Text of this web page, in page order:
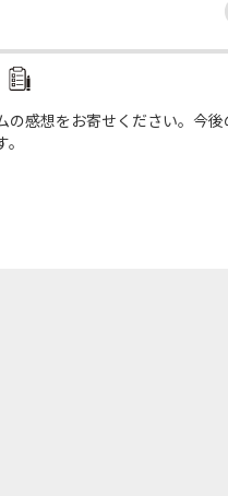
の感想をお寄せください。今